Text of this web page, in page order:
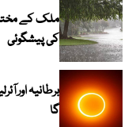
ملک کے
کی پیشگوئی
گا